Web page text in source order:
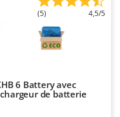
(5) 4,5/5
6 Battery avec
de batterie